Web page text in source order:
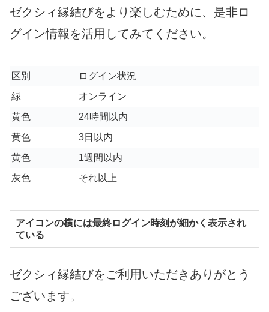
ゼクシィ縁結びをより楽しむために、是非ロ
グイン情報を活用してみてください。
区別
ログイン状況
緑
オンライン
黄色
24時間以内
黄色
3日以内
黄色
1週間以内
灰色
それ以上
アイコンの横には最終ログイン時刻が細かく表示され
ている
ゼクシィ縁結びをご利用いただきありがとう
ございます。